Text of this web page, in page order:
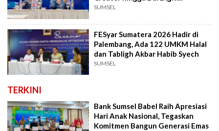
SUMSEL
FESyar Sumatera 2026 Hadir di
Palembang, Ada 122 UMKM Halal
dan Tabligh Akbar Habib Syech
SUMSEL
TERKINI
Bank Sumsel Babel Raih Apresiasi
Hari Anak Nasional, Tegaskan
Komitmen Bangun Generasi Emas